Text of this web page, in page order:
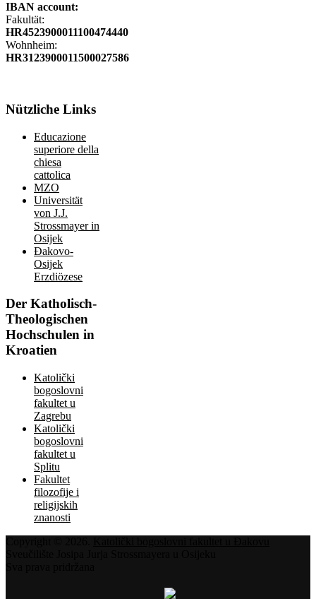
IBAN account:
Fakultät:
HR4523900011100474440
Wohnheim:
HR3123900011500027586
Nützliche Links
Educazione
superiore della
chiesa
cattolica
MZO
Universität
von J.J.
Strossmayer in
Osijek
Đakovo-
Osijek
Erzdiözese
Der Katholisch-
Theologischen
Hochschulen in
Kroatien
Katolički
bogoslovni
fakultet u
Zagrebu
Katolički
bogoslovni
fakultet u
Splitu
Fakultet
filozofije i
religijskih
znanosti